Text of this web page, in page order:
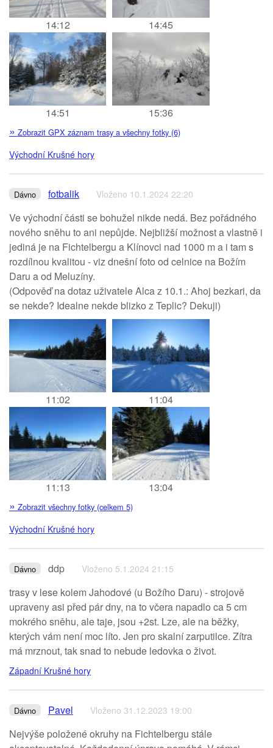
14:12 14:45
14:51 15:36
» Zobrazit GPX záznam trasy a všechny fotky (6)
Východní Krušné hory
Dávno fotbalik Vloženo 10.1.2024 22:20
Ve východní části se bohužel nikde nedá. Bez pořádného
nového sněhu to ani nepůjde. Nejbližší možnost a vlastně i
jediná je na Fichtelbergu a Klínovci nad 1000 m a i tam s
rozdílnou kvalitou - viz dnešní foto od celnice na Božím
Daru a od Meluzíny.
(Odpověď na dotaz uživatele Alca z 10.1.: Ahoj bezkari, da
se nekde? Idealne nekde blizko z Teplic? Dekuji)
11:02 11:04
11:13 13:04
» Zobrazit všechny fotky (celkem 5)
Východní Krušné hory
Dávno ddp Vloženo 5.1.2024 21:15
trasy v lese kolem Jahodové (u Božího Daru) - strojově
upraveny asi před pár dny, na to včera napadlo ca 5 cm
mokrého sněhu, ale taje, jsou +2st. Lze, ale na běžky,
kterých vám není moc líto. Jen pro skalní zarputilce. Zítra
má mrznout, tak snad to nebude ledovka o život.
Západní Krušné hory
Dávno Pavel Vloženo 31.12.2023 19:00
Nejvýše položené okruhy na Fichtelbergu stále